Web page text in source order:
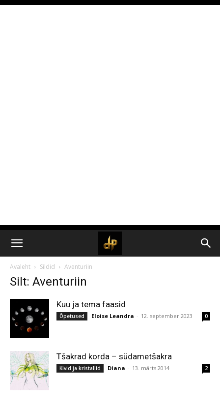
Avaleht Sildid Aventuriin
Silt: Aventuriin
Kuu ja tema faasid
Õpetused Eloise Leandra - 12. september 2023 0
Tšakrad korda – südametšakra
Kivid ja kristallid Diana - 13. märts 2014 2